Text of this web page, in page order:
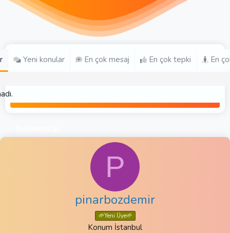
Yeni konular En çok mesaj En çok tepki En
P
pinarbozdemir
🌱Yeni Üye🌱
Konum İstanbul